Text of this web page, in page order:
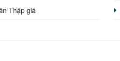
Thập giá